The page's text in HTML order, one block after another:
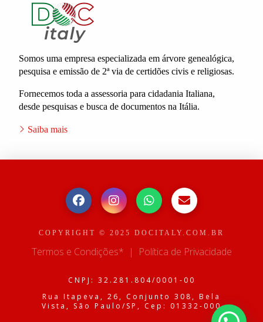
Somos uma empresa especializada em árvore genealógica,
pesquisa e emissão de 2ª via de certidões civis e religiosas.
Fornecemos toda a assessoria para cidadania Italiana,
desde pesquisas e busca de documentos na Itália.
Saiba mais
COPYRIGHT © 2025 DOCITALY.COM.BR
Termos e Condições* | Política de Privacidade
CNPJ: 32.281.804/0001-00
Rua Itapeva, 26, Conjunto 308, Bela
Vista, São Paulo/SP, Cep: 01332-000